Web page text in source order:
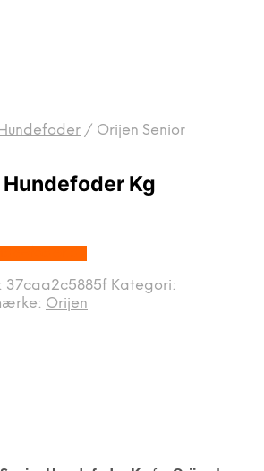
Hundefoder / Orijen Senior
Kg
37caa2c5885f Kategori:
Orijen